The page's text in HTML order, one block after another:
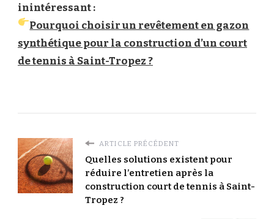
inintéressant :
Pourquoi choisir un revêtement en gazon
synthétique pour la construction d’un court
de tennis à Saint-Tropez ?
ARTICLE PRÉCÉDENT
Quelles solutions existent pour
réduire l’entretien après la
construction court de tennis à Saint-
Tropez ?